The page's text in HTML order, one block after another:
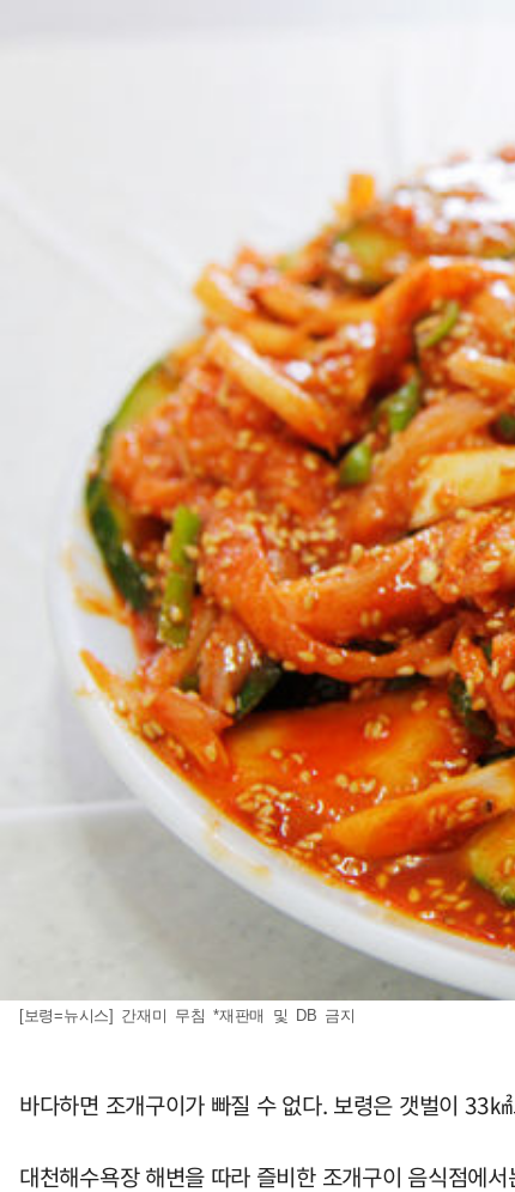
[보령=뉴시스] 간재미 무침 *재판매 및 DB 금지
바다하면 조개구이가 빠질 수 없다. 보령은 갯벌이 33
대천해수욕장 해변을 따라 즐비한 조개구이 음식점에